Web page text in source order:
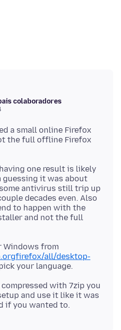
colaboradores
a small online Firefox
the full offline Firefox
one result is likely
guessing it was about
antivirus still trip up
decades even. Also
to happen with the
and not the full
from
all/desktop-
with 7zip you
and use it like it was